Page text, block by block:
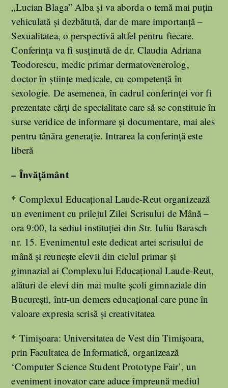
„Lucian Blaga” Alba şi va aborda o temă mai puţin
vehiculată şi dezbătută, dar de mare importanţă –
Sexualitatea, o perspectivă altfel pentru fiecare.
Conferinţa va fi susţinută de dr. Claudia Adriana
Teodorescu, medic primar dermatovenerolog,
doctor în ştiinţe medicale, cu competenţă în
sexologie. De asemenea, în cadrul conferinţei vor fi
prezentate cărţi de specialitate care să se constituie în
surse veridice de informare şi documentare, mai ales
pentru tânăra generaţie. Intrarea la conferinţă este
liberă
– Învățământ
* Complexul Educațional Laude-Reut organizează
un eveniment cu prilejul Zilei Scrisului de Mână –
ora 9:00, la sediul instituției din Str. Iuliu Barasch
nr. 15. Evenimentul este dedicat artei scrisului de
mână și reunește elevii din ciclul primar și
gimnazial ai Complexului Educațional Laude-Reut,
alături de elevi din mai multe școli gimnaziale din
București, într-un demers educațional care pune în
valoare expresia scrisă și creativitatea
* Timişoara: Universitatea de Vest din Timişoara,
prin Facultatea de Informatică, organizează
‘Computer Science Student Prototype Fair’, un
eveniment inovator care aduce împreună mediul